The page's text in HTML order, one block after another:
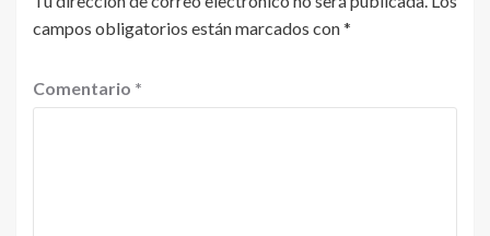
campos obligatorios están marcados con*
Comentario *